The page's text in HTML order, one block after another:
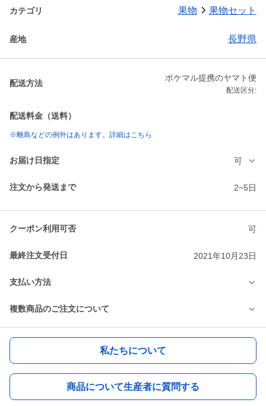
カテゴリ 果物 果物セット
産地 長野県
配送方法
ポケマル提携のヤマト便
配送区分:
配送料金（送料）
※離島などの例外はあります。詳細はこちら
お届け日指定 可
注文から発送まで 2~5日
クーポン利用可否 可
最終注文受付日 2021年10月23日
支払い方法
複数商品のご注文について
私たちについて
商品について生産者に質問する